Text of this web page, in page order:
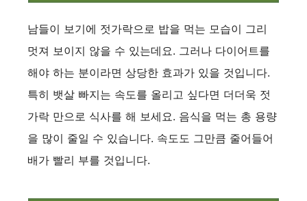
남들이 보기에 젓가락으로 밥을 먹는 모습이 그리
멋져 보이지 않을 수 있는데요. 그러나 다이어트를
해야 하는 분이라면 상당한 효과가 있을 것입니다.
특히 뱃살 빠지는 속도를 올리고 싶다면 더더욱 젓
가락 만으로 식사를 해 보세요. 음식을 먹는 총 용량
을 많이 줄일 수 있습니다. 속도도 그만큼 줄어들어
배가 빨리 부를 것입니다.